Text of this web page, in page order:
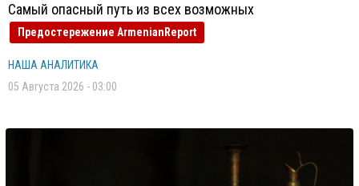
Самый опасный путь из всех возможных
Предостережение ArmenianReport
НАША АНАЛИТИКА
05 Августа 2026 - 03:00